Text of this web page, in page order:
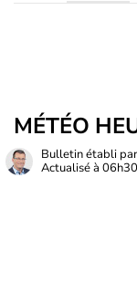
MÉTÉO
Bulletin établi par
Actualisé à 06h30